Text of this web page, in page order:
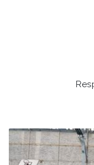
Roller
Hockey-
Valenciennes